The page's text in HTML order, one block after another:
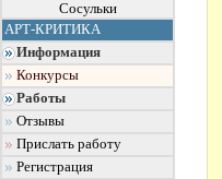
Сосульки
АРТ-КРИТИКА
Информация
Конкурсы
Работы
Отзывы
Прислать работу
Регистрация